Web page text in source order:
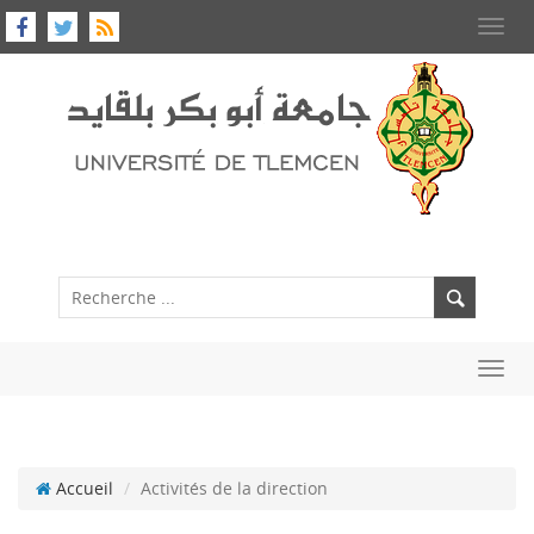
Accueil Activités de la direction